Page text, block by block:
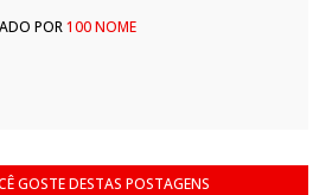
POR100 NOME
GOSTE DESTAS POSTAGENS